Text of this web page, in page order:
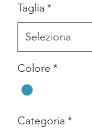
Taglia *
Colore *
Categoria *